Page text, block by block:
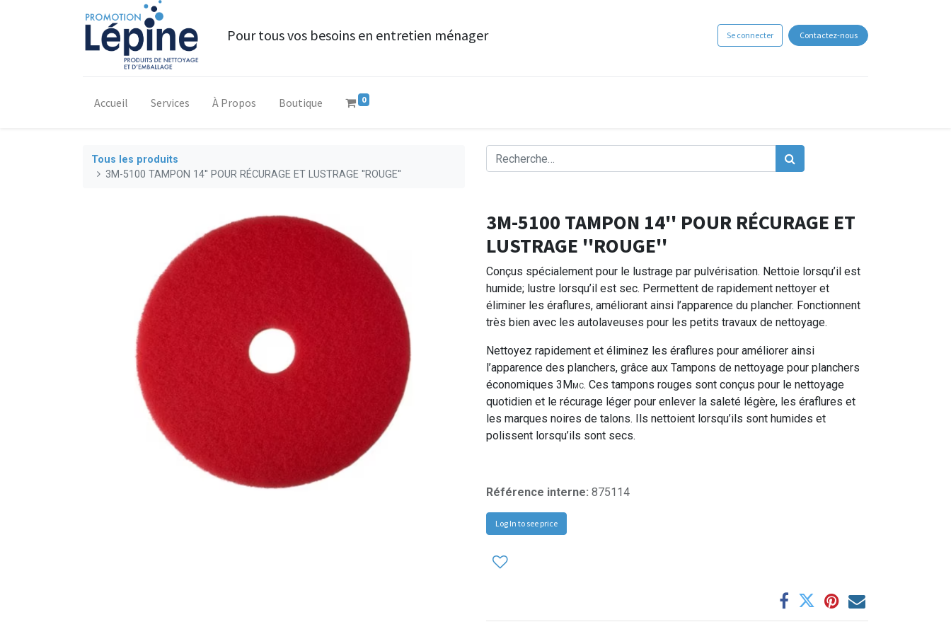
Pour tous vos besoins en entretien ménager Se connecter Contactez-nous
Accueil Services À Propos Boutique 0
Tous les produits
3M-5100 TAMPON 14'' POUR RÉCURAGE ET LUSTRAGE ''ROUGE''
3M-5100 TAMPON 14'' POUR RÉCURAGE ET
LUSTRAGE ''ROUGE''
Conçus spécialement pour le lustrage par pulvérisation. Nettoie lorsqu’il est
humide; lustre lorsqu’il est sec. Permettent de rapidement nettoyer et
éliminer les éraflures, améliorant ainsi l’apparence du plancher. Fonctionnent
très bien avec les autolaveuses pour les petits travaux de nettoyage.
Nettoyez rapidement et éliminez les éraflures pour améliorer ainsi
l’apparence des planchers, grâce aux Tampons de nettoyage pour planchers
économiques 3M MC. Ces tampons rouges sont conçus pour le nettoyage
quotidien et le récurage léger pour enlever la saleté légère, les éraflures et
les marques noires de talons. Ils nettoient lorsqu’ils sont humides et
polissent lorsqu’ils sont secs.
Référence interne: 875114
Log In to see price